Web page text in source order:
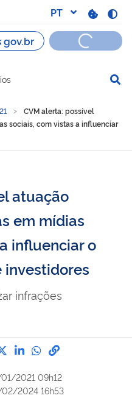
CVM alerta: possível
sociais, com vistas a influenciar
atuação
em mídias
influenciar o
infrações
por Facebook
Compartilhe por Twitter
Compartilhe por
Compartilhe
link para
2021 09h12
2024 16h53